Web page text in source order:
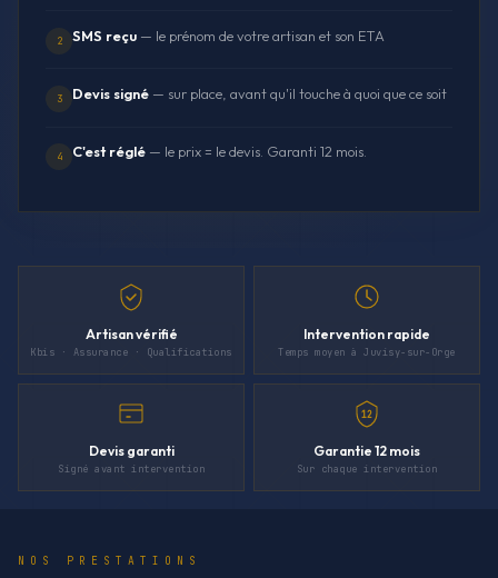
2 SMS reçu — le prénom de votre artisan et son ETA
3 Devis signé — sur place, avant qu'il touche à quoi que ce soit
4 C'est réglé — le prix = le devis. Garanti 12 mois.
Artisan vérifié
Kbis · Assurance · Qualifications
Intervention rapide
Temps moyen à Juvisy-sur-Orge
Devis garanti
Signé avant intervention
12
Garantie 12 mois
Sur chaque intervention
NOS PRESTATIONS